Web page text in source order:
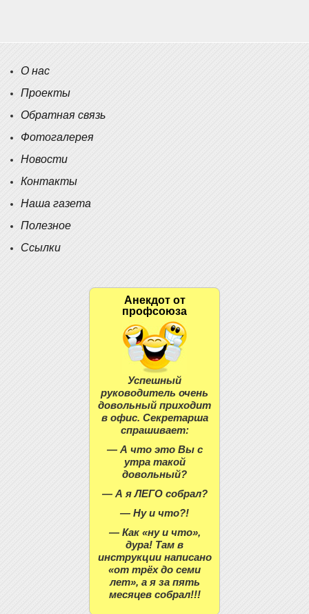
О нас
Проекты
Обратная связь
Фотогалерея
Новости
Контакты
Наша газета
Полезное
Ссылки
Анекдот от
профсоюза
Успешный
руководитель очень
довольный приходит
в офис. Секретарша
спрашивает:
— А что это Вы с
утра такой
довольный?
— А я ЛЕГО собрал?
— Ну и что?!
— Как «ну и что»,
дура! Там в
инструкции написано
«от трёх до семи
лет», а я за пять
месяцев собрал!!!